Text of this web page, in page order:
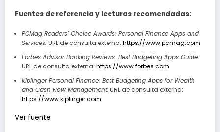
Fuentes de referencia y lecturas recomendadas:
PCMag Readers’ Choice Awards: Personal Finance Apps and
Services. URL de consulta externa: https://www.pcmag.com
Forbes Advisor Banking Reviews: Best Budgeting Apps Guide.
URL de consulta externa: https://www.forbes.com
Kiplinger Personal Finance: Best Budgeting Apps for Wealth
and Cash Flow Management. URL de consulta externa:
https://www.kiplinger.com
Navegación
Ver fuente